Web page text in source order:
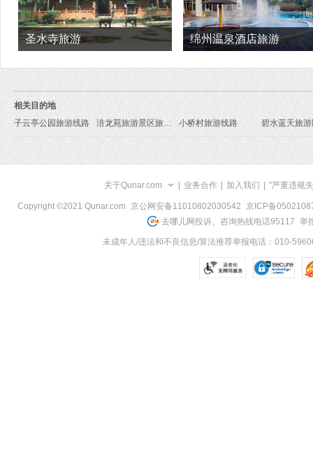
圣水寺旅游 绵州温泉酒店旅游
相关目的地
子云亭公园旅游线路
涪龙苑旅游景区旅游线路 小桥村旅游线路
关于Qunar.com 业务合作 加入我们 "严重违规
Copyright ©2021 Qunar.com 京公网安备11010802030542
京ICP备
去哪儿网投诉、咨询热线电话95117 举
未成年人/违法和不良信息/算法推荐举报电话：010-